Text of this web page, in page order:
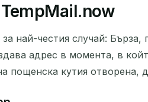
най-честия случай:
адрес в момента, в
пощенска кутия отворена,